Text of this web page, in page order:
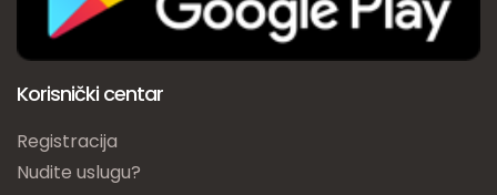
Korisnički centar
Registracija
Nudite uslugu?